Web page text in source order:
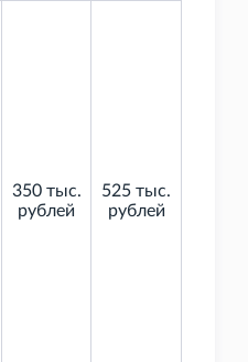
350 тыс.
рублей
525 тыс.
рублей